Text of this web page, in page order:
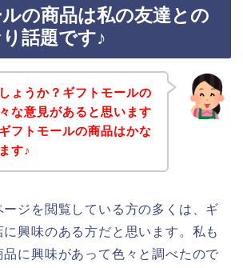
の商品は私の友達との
話題です♪
ょうか？ギフトモールの
な意見があると思います
フトモールの商品はかな
す♪
ジを閲覧している方の多くは、ギ
興味のある方だと思います。私も
に興味があって色々と調べたので